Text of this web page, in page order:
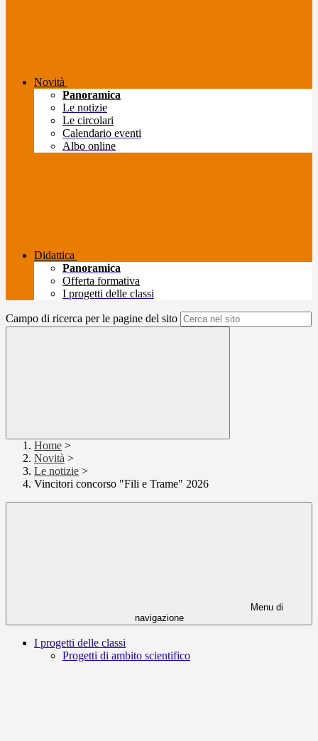
Novità
Panoramica
Le notizie
Le circolari
Calendario eventi
Albo online
Didattica
Panoramica
Offerta formativa
I progetti delle classi
Campo di ricerca per le pagine del sito
Home >
Novità >
Le notizie >
Vincitori concorso "Fili e Trame" 2026
Menu di
navigazione
I progetti delle classi
Progetti di ambito scientifico